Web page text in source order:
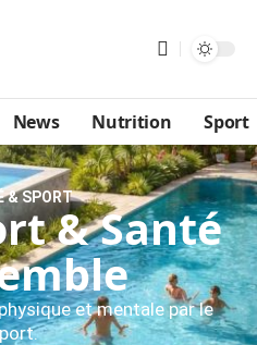
News Nutrition Sport
& SPORT
& Santé
et mentale par le